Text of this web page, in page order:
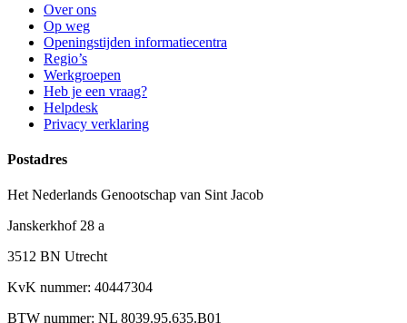
Over ons
Op weg
Openingstijden informatiecentra
Regio’s
Werkgroepen
Heb je een vraag?
Helpdesk
Privacy verklaring
Postadres
Het Nederlands Genootschap van Sint Jacob
Janskerkhof 28 a
3512 BN Utrecht
KvK nummer: 40447304
BTW nummer: NL 8039.95.635.B01